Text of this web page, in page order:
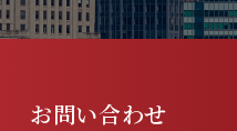
お問い合わせ